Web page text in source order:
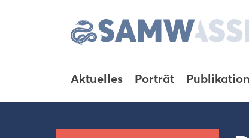
Ak­tu­el­les Por­trät